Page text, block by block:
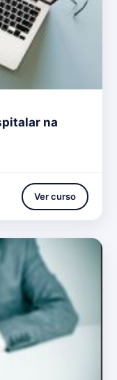
na
Ver curso